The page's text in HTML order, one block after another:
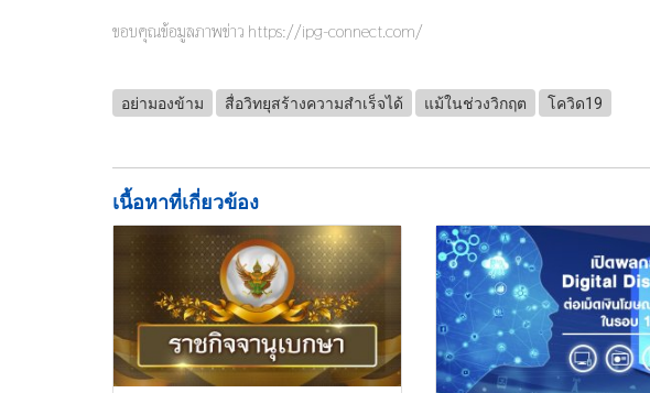
ขอบคุณข้อมูลภาพข่าว https://ipg-connect.com/
อย่ามองข้าม สื่อวิทยุสร้างความสำเร็จได้ แม้ในช่วงวิกฤต โควิด19
เนื้อหาที่เกี่ยวข้อง